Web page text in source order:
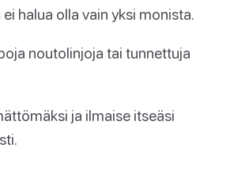
ei halua olla vain yksi monista.
noutolinjoja tai tunnettuja
ja ilmaise itseäsi